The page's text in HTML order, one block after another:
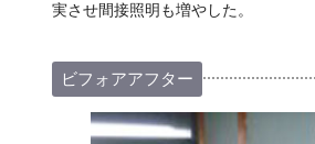
実させ間接照明も増やした。
ビフォアアフター